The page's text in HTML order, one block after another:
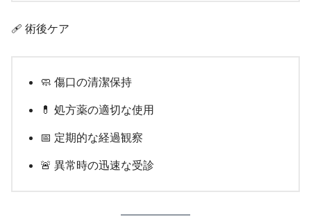
🩹 術後ケア
🧼 傷口の清潔保持
💊 処方薬の適切な使用
📅 定期的な経過観察
🚨 異常時の迅速な受診